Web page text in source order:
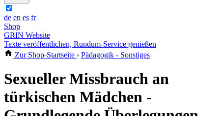
de en es fr
Shop
GRIN Website
Texte veröffentlichen, Rundum-Service genießen
Zur Shop-Startseite › Pädagogik - Sonstiges
Sexueller Missbrauch an
türkischen Mädchen -